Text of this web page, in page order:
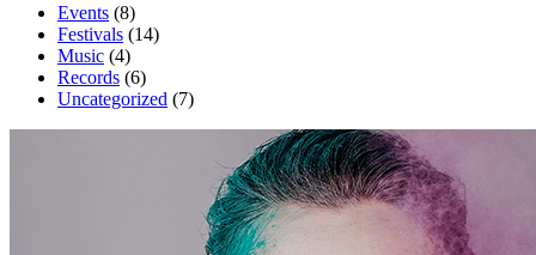
Events (8)
Festivals (14)
Music (4)
Records (6)
Uncategorized (7)